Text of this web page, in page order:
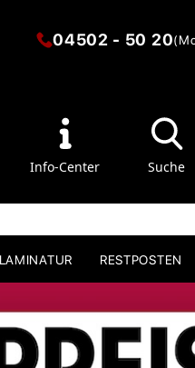
04502 - 50 20
Info-Center Suche
LAMINATUR RESTPOSTEN